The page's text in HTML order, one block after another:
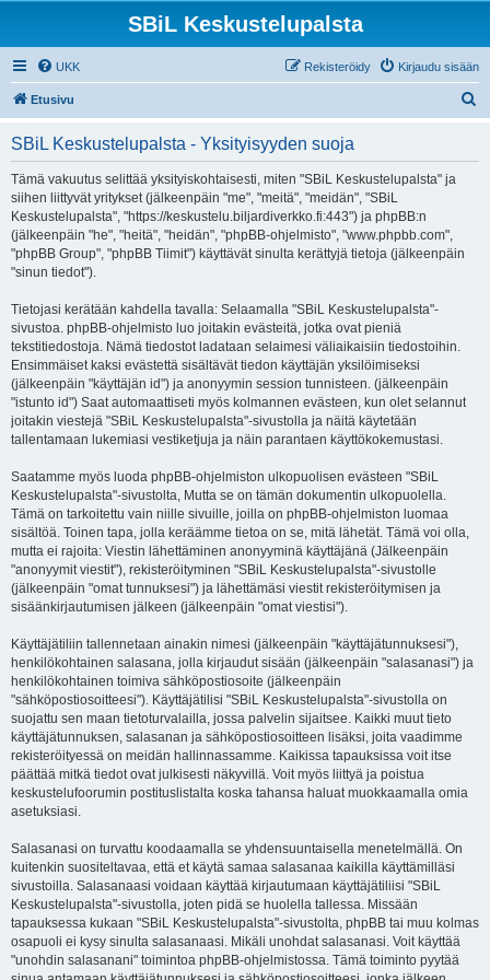
SBiL Keskustelupalsta
UKK Kirjaudu sisään
Rekisteröidy
Etusivu
SBiL Keskustelupalsta - Yksityisyyden suoja
Tämä vakuutus selittää yksityiskohtaisesti, miten "SBiL Keskustelupalsta" ja
siihen liittyvät yritykset (jälkeenpäin "me", "meitä", "meidän", "SBiL
Keskustelupalsta", "https://keskustelu.biljardiverkko.fi:443") ja phpBB:n
(jälkeenpäin "he", "heitä", "heidän", "phpBB-ohjelmisto", "www.phpbb.com",
"phpBB Group", "phpBB Tiimit") käyttävät sinulta kerättyjä tietoja (jälkeenpäin
"sinun tiedot").
Tietojasi kerätään kahdella tavalla: Selaamalla "SBiL Keskustelupalsta"-
sivustoa. phpBB-ohjelmisto luo joitakin evästeitä, jotka ovat pieniä
tekstitiedostoja. Nämä tiedostot ladataan selaimesi väliaikaisiin tiedostoihin.
Ensimmäiset kaksi evästettä sisältävät tiedon käyttäjän yksilöimiseksi
(jälkeenpäin "käyttäjän id") ja anonyymin session tunnisteen. (jälkeenpäin
"istunto id") Saat automaattiseti myös kolmannen evästeen, kun olet selannut
joitakin viestejä "SBiL Keskustelupalsta"-sivustolla ja näitä käytetään
tallentamaan lukemiasi vestiketjuja ja näin parantaen käyttökokemustasi.
Saatamme myös luoda phpBB-ohjelmiston ulkopuolisen evästeen "SBiL
Keskustelupalsta"-sivustolta, Mutta se on tämän dokumentin ulkopuolella.
Tämä on tarkoitettu vain niille sivuille, joilla on phpBB-ohjelmiston luomaa
sisältöä. Toinen tapa, jolla keräämme tietoa on se, mitä lähetät. Tämä voi olla,
mutta ei rajoita: Viestin lähettäminen anonyyminä käyttäjänä (Jälkeenpäin
"anonyymit viestit"), rekisteröityminen "SBiL Keskustelupalsta"-sivustolle
(jälkeenpäin "omat tunnuksesi") ja lähettämäsi viestit rekisteröitymisen ja
sisäänkirjautumisen jälkeen (jälkeenpäin "omat viestisi").
Käyttäjätiliin tallennetaan ainakin nimesi (jälkeenpäin "käyttäjätunnuksesi"),
henkilökohtainen salasana, jolla kirjaudut sisään (jälkeenpäin "salasanasi") ja
henkilökohtainen toimiva sähköpostiosoite (jälkeenpäin
"sähköpostiosoitteesi"). Käyttäjätilisi "SBiL Keskustelupalsta"-sivustolla on
suojattu sen maan tietoturvalailla, jossa palvelin sijaitsee. Kaikki muut tieto
käyttäjätunnuksen, salasanan ja sähköpostiosoitteen lisäksi, joita vaadimme
rekisteröityessä on meidän hallinnassamme. Kaikissa tapauksissa voit itse
päättää mitkä tiedot ovat julkisesti näkyvillä. Voit myös liittyä ja poistua
keskustelufoorumin postituslistalta koska tahansa haluat muokkaamalla omia
asetuksiasi.
Salasanasi on turvattu koodaamalla se yhdensuuntaisella menetelmällä. On
kuitenkin suositeltavaa, että et käytä samaa salasanaa kaikilla käyttämilläsi
sivustoilla. Salasanaasi voidaan käyttää kirjautumaan käyttäjätiliisi "SBiL
Keskustelupalsta"-sivustolla, joten pidä se huolella tallessa. Missään
tapauksessa kukaan "SBiL Keskustelupalsta"-sivustolta, phpBB tai muu kolmas
osapuoli ei kysy sinulta salasanaasi. Mikäli unohdat salasanasi. Voit käyttää
"unohdin salasanani" toimintoa phpBB-ohjelmistossa. Tämä toiminto pyytää